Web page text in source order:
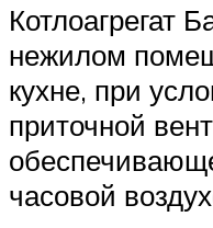
Котлоагрегат
нежилом
кухне, при
приточной
часовой